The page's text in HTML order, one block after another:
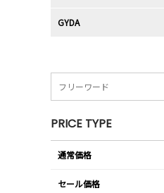
GYDA
PRICE TYPE
通常価格
セール価格